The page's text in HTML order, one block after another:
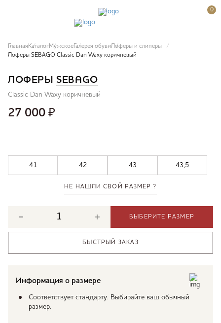
0
Главная КаталогМужское Галерея обувиЛоферы и слиперы
Лоферы SEBAGO Classic Dan Waxy коричневый
ЛОФЕРЫSEBAGO
Classic Dan Waxy коричневый
27 000 ₽
НЕ НАШЛИ СВОЙ РАЗМЕР ?
41 42 43 43,5
ВЫБЕРИТЕ РАЗМЕР
БЫСТРЫЙ ЗАКАЗ
Информация о размере
Соответствует стандарту. Выбирайте ваш обычный
размер.